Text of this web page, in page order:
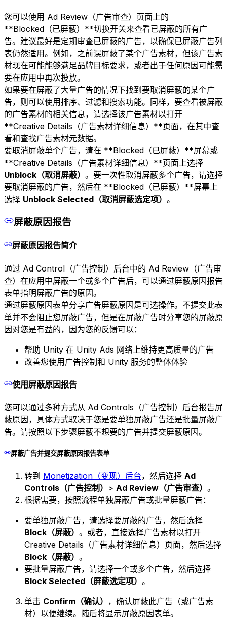
您可以使用 Ad Review（广告审查）页面上的
**Blocked（已屏蔽）**切换开关来查看已屏蔽的所有广
告。建议最好是定期审查已屏蔽的广告，以确保已屏蔽广告列
表仍然适用。例如，之前误屏蔽了某个广告素材，但该广告素
材现在可能能够满足品牌目标要求，或者出于任何原因可能需
要在应用中再次投放。
如果要在屏蔽了大量广告的情况下找到要取消屏蔽的某个广
告，则可以使用排序、过滤和搜索功能。同样，要查看被屏蔽
的广告素材的相关信息，请选择该广告素材以打开
**Creative Details（广告素材详细信息）**页面，在其中查
看和查找广告素材元数据。
要取消屏蔽单个广告，请在 **Blocked（已屏蔽）**屏幕或
**Creative Details（广告素材详细信息）**页面上选择
Unblock（取消屏蔽） 。要一次性取消屏蔽多个广告，请选择
要取消屏蔽的广告，然后在 **Blocked（已屏蔽）**屏幕上
选择 Unblock Selected（取消屏蔽选定项） 。
屏蔽原因报告
屏蔽原因报告简介
通过 Ad Control（广告控制）后台中的 Ad Review（广告审
查）在应用中屏蔽一个或多个广告后，可以通过屏蔽原因报告
表单指明屏蔽广告的原因。
通过屏蔽原因表单分享广告屏蔽原因是可选操作。不提交此表
单并不会阻止您屏蔽广告，但是在屏蔽广告时分享您的屏蔽原
因对您是有益的，因为您的反馈可以：
帮助 Unity 在 Unity Ads 网络上维持更高质量的广告
改善您使用广告控制和 Unity 服务的整体体验
使用屏蔽原因报告
您可以通过多种方式从 Ad Controls（广告控制）后台报告屏
蔽原因，具体方式取决于您是要单独屏蔽广告还是批量屏蔽广
告。请按照以下步骤屏蔽不想要的广告并提交屏蔽原因。
屏蔽广告并提交屏蔽原因报告表单
转到 Monetization（变现）后台，然后选择 Ad
Controls（广告控制） > Ad Review（广告审查） 。
根据需要，按照流程单独屏蔽广告或批量屏蔽广告：
要单独屏蔽广告，请选择要屏蔽的广告，然后选择
Block（屏蔽） 。或者，直接选择广告素材以打开
Creative Details（广告素材详细信息）页面，然后选择
Block（屏蔽） 。
要批量屏蔽广告，请选择一个或多个广告，然后选择
Block Selected（屏蔽选定项） 。
单击 Confirm（确认） ，确认屏蔽此广告（或广告素
材）以便继续。随后将显示屏蔽原因表单。